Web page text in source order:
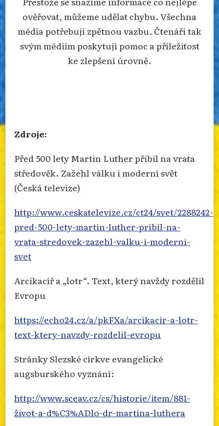
ověřovat, můžeme udělat chybu. Všechna
média potřebují zpětnou vazbu. Čtenáři tak
svým médiím poskytují pomoc a příležitost
ke zlepšení úrovně.
Zdroje:
Před 500 lety Martin Luther přibil na vrata
středověk. Zažehl válku i moderní svět
(Česká televize)
http://www.ceskatelevize.cz/ct24/svet/2288242-
pred-500-lety-martin-luther-pribil-na-
vrata-stredovek-zazehl-valku-i-moderni-
svet
Arcikacíř a „lotr“. Text, který navždy rozdělil
Evropu
https://echo24.cz/a/pkFXa/arcikacir-a-lotr-
text-ktery-navzdy-rozdelil-evropu
Stránky Slezské církve evangelické
augsburského vyznání:
http://www.sceav.cz/cs/historie/item/881-
život-a-d%C3%ADlo-dr-martina-luthera